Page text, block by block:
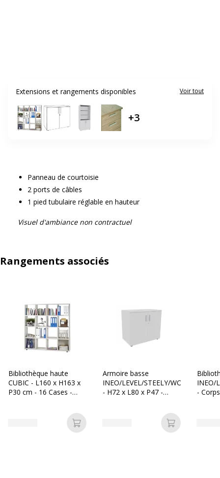
Extensions et rangements disponibles Voir tout
+3
Panneau de courtoisie
2 ports de câbles
1 pied tubulaire réglable en hauteur
Visuel d'ambiance non contractuel
Rangements associés
Bibliothèque haute
CUBIC - L160 x H163 x
P30 cm - 16 Cases -
Ajouter au panier
Armoire basse
INEO/LEVEL/STEELY/WOODY
- H72 x L80 x P47 -
Ajouter au
INEO/
-